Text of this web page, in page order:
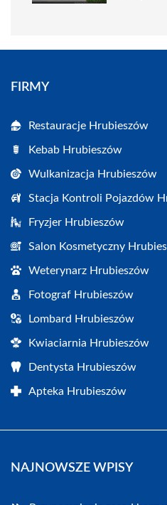
FIRMY
Restauracje Hrubieszów
Kebab Hrubieszów
Wulkanizacja Hrubieszów
Stacja Kontroli Pojazdów
Fryzjer Hrubieszów
Salon Kosmetyczny
Weterynarz Hrubieszów
Fotograf Hrubieszów
Lombard Hrubieszów
Kwiaciarnia Hrubieszów
Dentysta Hrubieszów
Apteka Hrubieszów
NAJNOWSZE WPISY